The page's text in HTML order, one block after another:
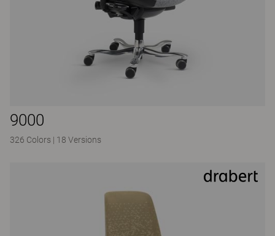
9000
326 Colors | 18 Versions